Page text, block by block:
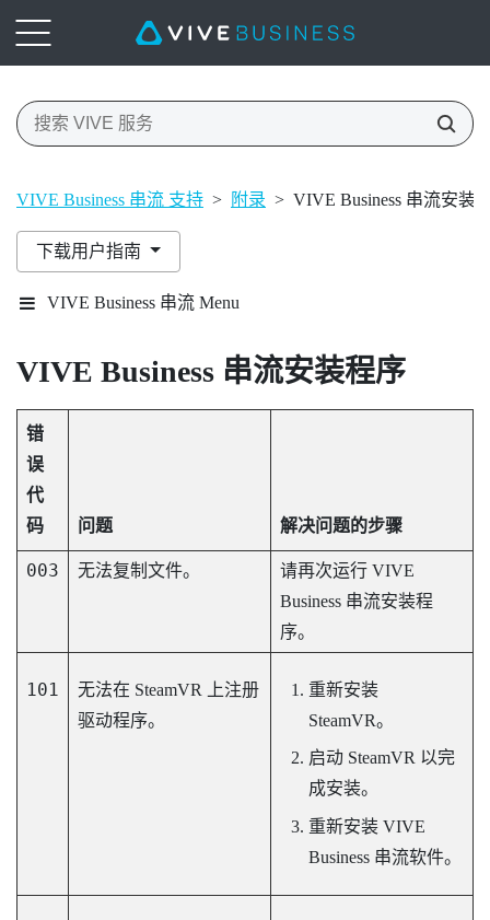
VIVE Business 串流 支持 > 附录 > VIVE Business 串流安装
下载用户指南
VIVE Business 串流 Menu
VIVE Business 串流安装程序
错
误
代
码
问题 解决问题的步骤
003 无法复制文件。 请再次运行 VIVE
Business 串流安装程
序。
101
无法在 SteamVR 上注册
驱动程序。
重新安装
SteamVR。
启动 SteamVR 以完
成安装。
重新安装 VIVE
Business 串流软件。